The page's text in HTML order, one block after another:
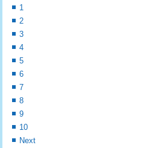
1
2
3
4
5
6
7
8
9
10
Next